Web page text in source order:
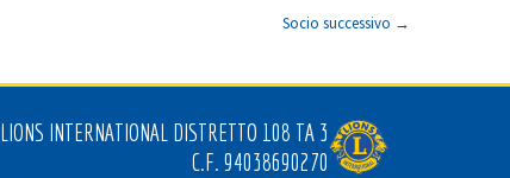
Socio successivo →
LIONS INTERNATIONAL DISTRETTO 108 TA 3
C.F. 94038690270